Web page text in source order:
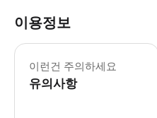
이용정보
이런건 주의하세요
유의사항